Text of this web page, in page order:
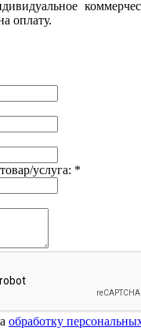
оплату.
услуга: *
обработку